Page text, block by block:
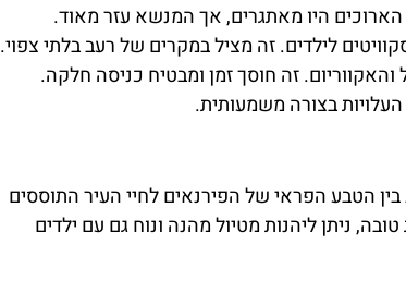
היו מאתגרים, אך המנשא עזר מאוד.
לילדים. זה מציל במקרים של רעב בלתי צפוי.
זה חוסך זמן ומבטיח כניסה חלקה.
הטבע הפראי של הפירנאים לחיי העיר התוססים
ניתן ליהנות מטיול מהנה ונוח גם עם ילדים